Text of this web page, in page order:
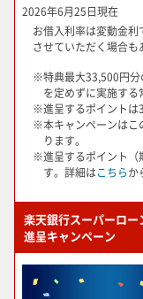
2026年6月25日現在
お借入利率は変動金
させていただく場合も
※特典最大33,500円分
を定めずに実施する
※進呈するポイントは
※本キャンペーンはこ
ります。
※進呈するポイント（
す。詳細はこちらか
楽天銀行スーパーロ
進呈キャンペーン